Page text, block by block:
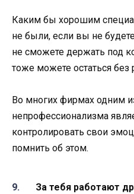
Каким бы хорошим
не были, если вы не
не сможете держать под
тоже можете остаться без
Во многих фирмах одним
непрофессионализма
контролировать свои
помнить об этом.
За тебя работают